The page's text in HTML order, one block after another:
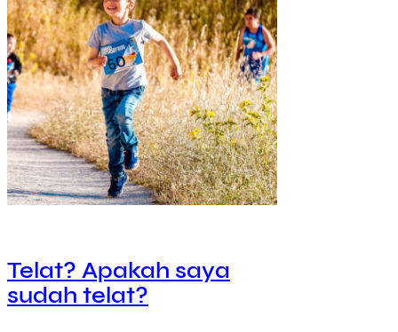
Telat? Apakah saya
sudah telat?